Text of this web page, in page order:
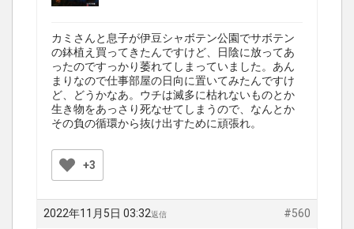
カミさんと息子が伊豆シャボテン公園でサボテン
の鉢植え買ってきたんですけど、日陰に放ってあ
ったのですっかり萎れてしまっていました。あん
まりなので仕事部屋の日向に置いてみたんですけ
ど、どうかなあ。ウチは滅多に枯れないものとか
生き物をあっさり死なせてしまうので、なんとか
その負の循環から抜け出すために頑張れ。
+3
2022年11月5日 03:32 #560
返信